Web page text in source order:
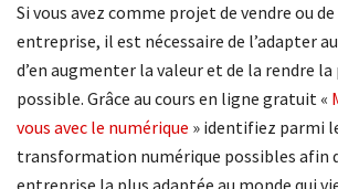
Si vous avez comme projet de vendre ou
entreprise, il est nécessaire de l’adapter
d’en augmenter la valeur et de la rendre
possible. Grâce au cours en ligne gratuit «
vous avec le numérique » identifiez parmi
transformation numérique possibles afin